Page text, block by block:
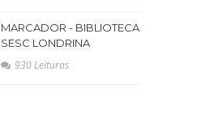
MARCADOR - BIBLIOTECA
SESC LONDRINA
930 Leituras